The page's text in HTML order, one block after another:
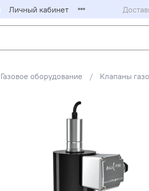
Личный кабинет
Газовое оборудование Клапаны